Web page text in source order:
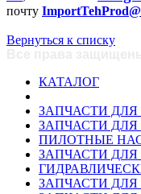
почту
Вернуться к списку
КАТАЛОГ
ЗАПЧАСТИ
ЗАПЧАСТИ
ПИЛОТНЫЕ
ЗАПЧАСТИ
ЗАПЧАСТИ ДЛЯ